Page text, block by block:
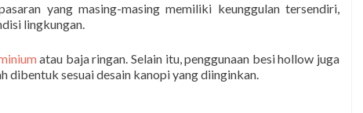
yang masing-masing memiliki keunggulan tersendiri,
lingkungan.
atau baja ringan. Selain itu, penggunaan besi hollow juga
dibentuk sesuai desain kanopi yang diinginkan.